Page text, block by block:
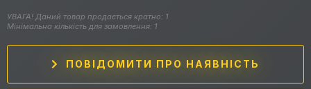
УВАГА! Даний товар продається кратно: 1
Мінімальна кількість для замовлення: 1
ПОВІДОМИТИ ПРО НАЯВНІСТЬ